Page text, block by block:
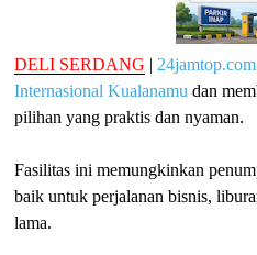
DELI SERDANG | 24jamtop.com
Internasional Kualanamu dan
pilihan yang praktis dan nyaman.
Fasilitas ini memungkinkan
baik untuk perjalanan bisnis,
lama.